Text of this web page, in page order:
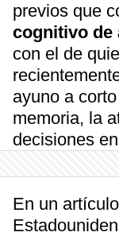
previos que
cognitivo de
con el de
ayuno a
memoria, la
decisiones
En un